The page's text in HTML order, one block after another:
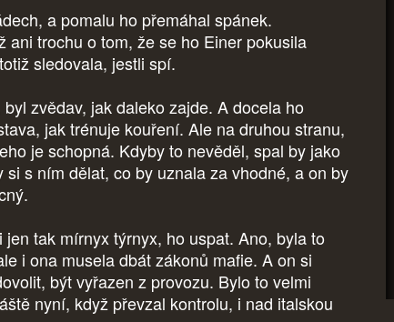
a pomalu ho přemáhal spánek.
ani trochu o tom, že se ho Einer pokusila
sledovala, jestli spí.
zvědav, jak daleko zajde. A docela ho
jak trénuje kouření. Ale na druhou stranu,
je schopná. Kdyby to nevěděl, spal by jako
si s ním dělat, co by uznala za vhodné, a on by
jen tak mírnyx týrnyx, ho uspat. Ano, byla to
i ona musela dbát zákonů mafie. A on si
být vyřazen z provozu. Bylo to velmi
nyní, když převzal kontrolu, i nad italskou